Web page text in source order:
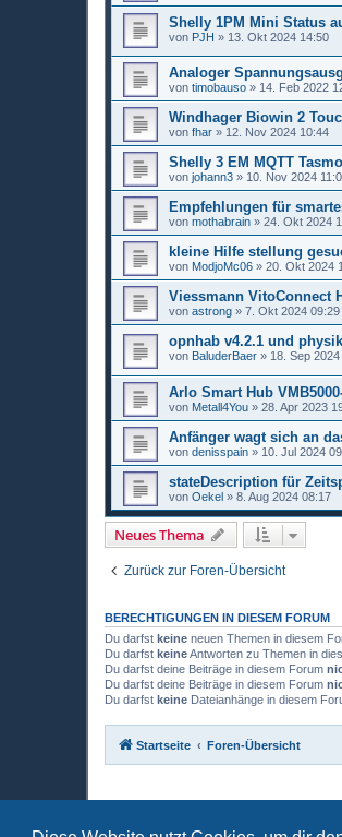
Shelly 1PM Mini Status
von PJH » 13. Okt 2024 14:50
Analoger
von timobauso » 14. Feb 2022
Windhager Biowin 2
von fhar » 12. Nov 2024 10:44
Shelly 3 EM MQTT
von johann3 » 10. Nov 2024
Empfehlungen für
von mothabrain » 24. Okt 2024
kleine Hilfe stellung
von ModjoMc06 » 20. Okt 2024
Viessmann VitoConnect
von astrong » 7. Okt 2024 09:29
opnhab v4.2.1 und
von BaluderBaer » 18. Sep
Arlo Smart Hub
von Metall4You » 28. Apr 2023
Anfänger wagt sich an
von denisspain » 10. Jul 2024
stateDescription für
von Oekel » 8. Aug 2024 08:17
Neues Thema
Zurück zur Foren-Übersicht
BERECHTIGUNGEN IN DIESEM FORUM
Du darfst keine neuen Themen in diesem
Du darfst keineAntworten zu Themen in
Du darfst deine Beiträge in diesem Forum
Du darfst deine Beiträge in diesem Forum
Du darfst keine Dateianhänge in diesem
Startseite Foren-Übersicht